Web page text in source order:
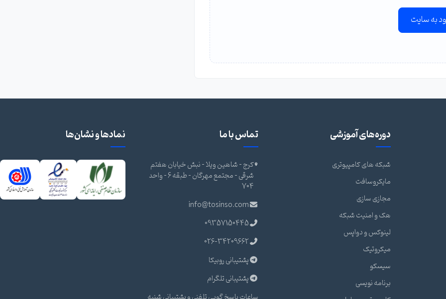
به سایت
دوره‌های آموزشی
شبکه های کامپیوتری
مایکروسافت
مجازی سازی
هک و امنیت شبکه
لینوکس و دواپس
میکروتیک
سیسکو
برنامه نویسی
تماس با ما
کرج - شاهین ویلا - نبش خیابان هفتم
شرقی - مجتمع مهرگان - طبقه 6 - واحد
704
info@tosinso.com
09357150445
026-34209662
پشتیبانی روبیکا
پشتیبانی تلگرام
نمادها و نشان‌ها